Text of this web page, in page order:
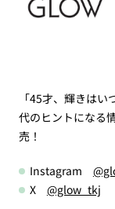
「45才、輝きは
代のヒントになる
売！
Instagram
X @glow_tkj